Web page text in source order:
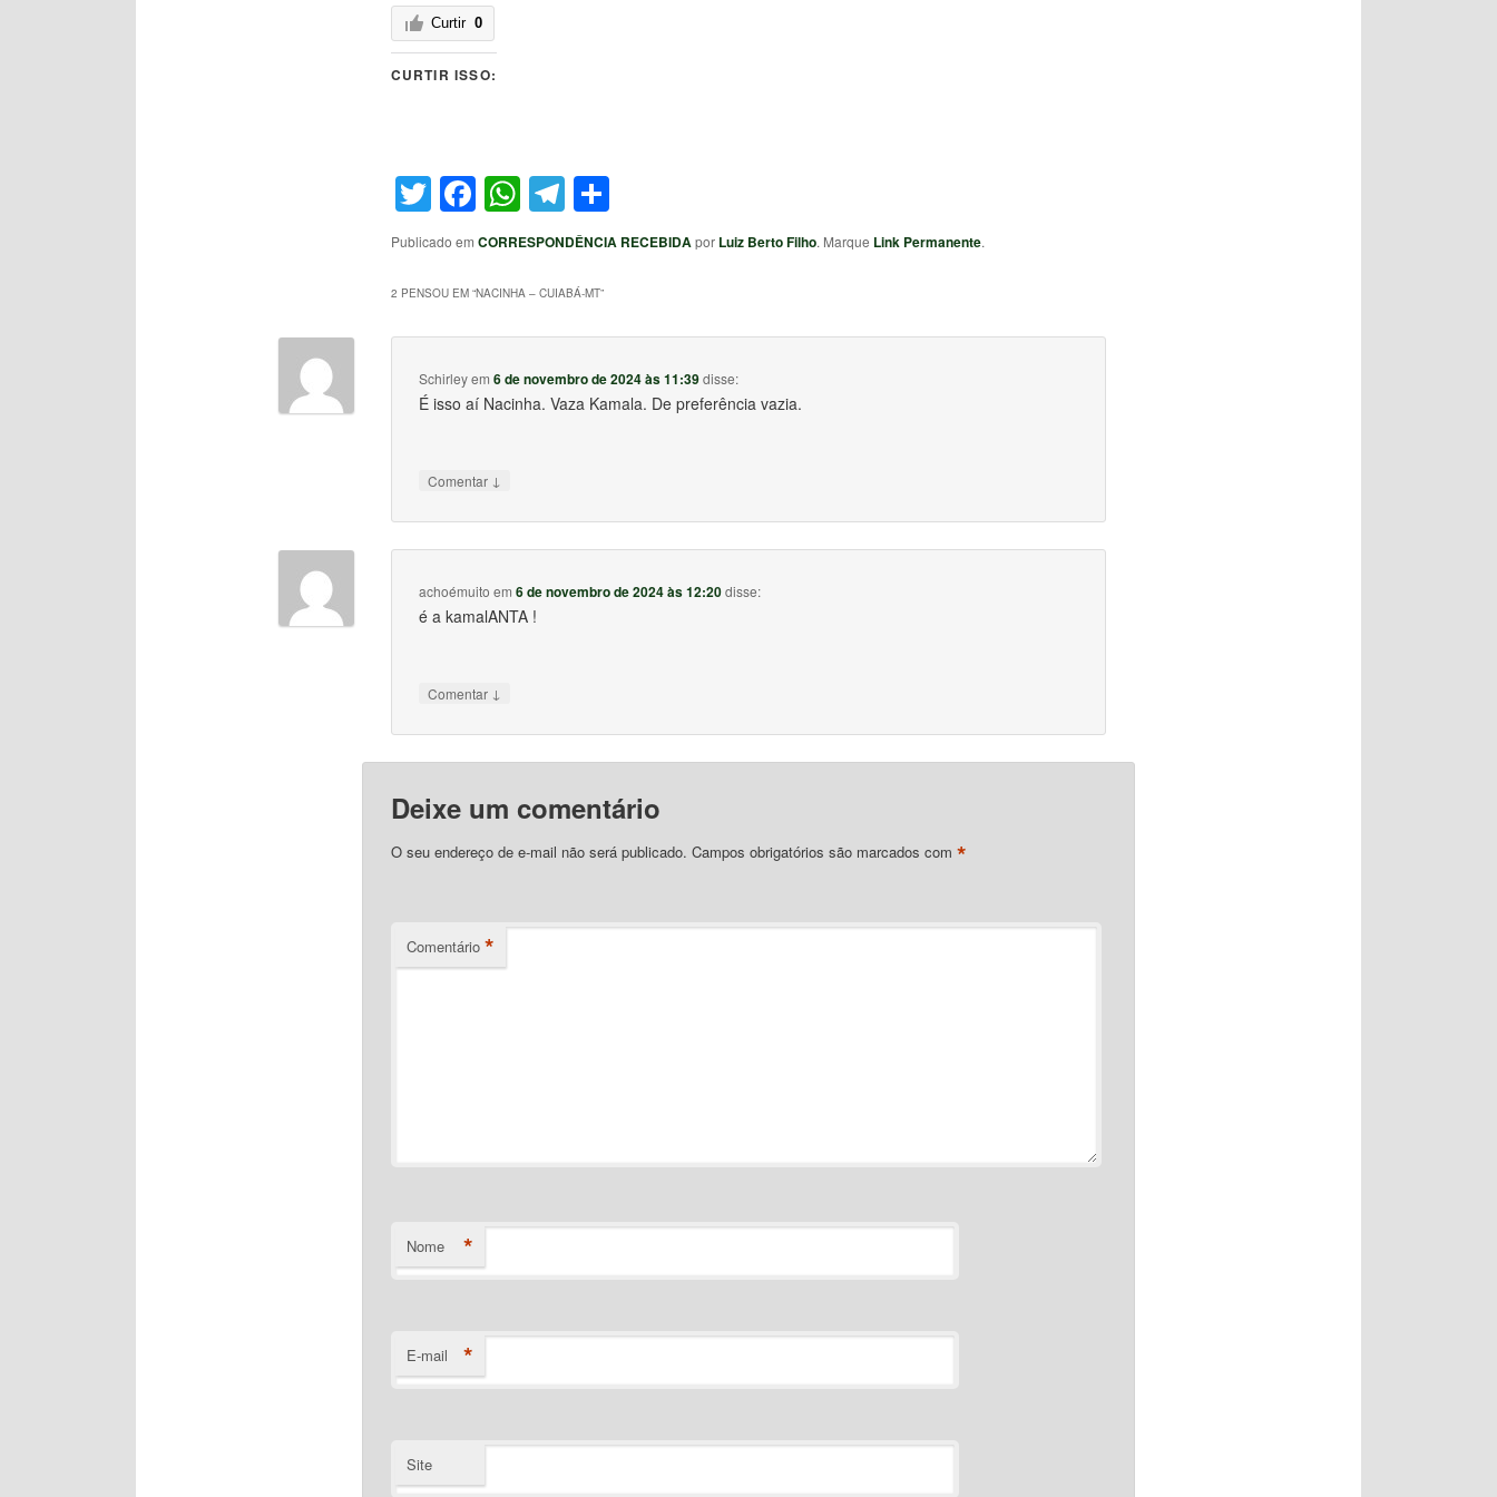
Curtir 0
CURTIR ISSO:
Twitter
Facebook
WhatsApp
Telegram
Share
Publicado em CORRESPONDÊNCIA RECEBIDA por Luiz Berto Filho. Marque Link Permanente.
2 PENSOU EM “NACINHA – CUIABÁ-MT”
Schirleyem6 de novembro de 2024 às 11:39disse:
É isso aí Nacinha. Vaza Kamala. De preferência vazia.
Comentar ↓
achoémuito em6 de novembro de 2024 às 12:20disse:
é a kamalANTA !
Comentar ↓
Deixe um comentário
O seu endereço de e-mail não será publicado. Campos obrigatórios são marcados com *
Comentário *
Nome *
E-mail *
Site